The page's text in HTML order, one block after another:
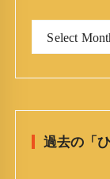
ひ
言
Select
過去の「